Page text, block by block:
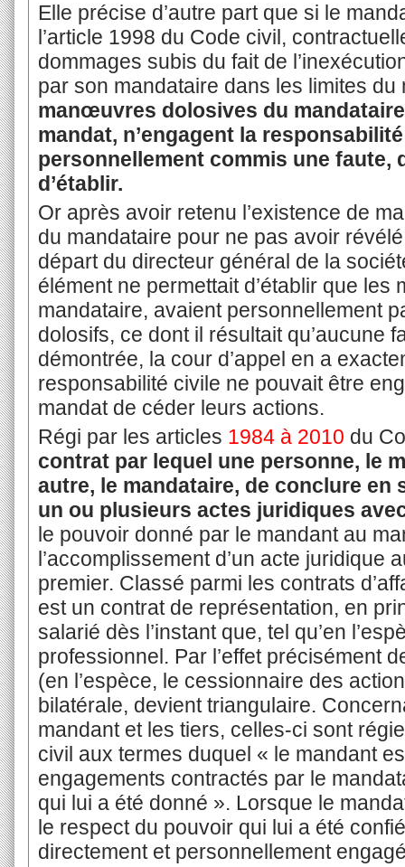
Elle précise d’autre part que si le
l’article 1998 du Code civil,
dommages subis du fait de
par son mandataire dans les limites
manœuvres dolosives du
mandat, n’engagent la
personnellement commis une faute,
d’établir.
Or après avoir retenu l’existence de
du mandataire pour ne pas avoir
départ du directeur général de la
élément ne permettait d’établir que
mandataire, avaient personnellement
dolosifs, ce dont il résultait qu’aucune
démontrée, la cour d’appel en a
responsabilité civile ne pouvait être
mandat de céder leurs actions.
Régi par les articles 1984 à 2010 du
contrat par lequel une personne, le
autre, le mandataire, de conclure en
un ou plusieurs actes juridiques
le pouvoir donné par le mandant au
l’accomplissement d’un acte juridique
premier. Classé parmi les contrats
est un contrat de représentation, en
salarié dès l’instant que, tel qu’en
professionnel. Par l’effet précisément
(en l’espèce, le cessionnaire des
bilatérale, devient triangulaire.
mandant et les tiers, celles-ci sont
civil aux termes duquel « le mandant
engagements contractés par le
qui lui a été donné ». Lorsque le
le respect du pouvoir qui lui a été
directement et personnellement